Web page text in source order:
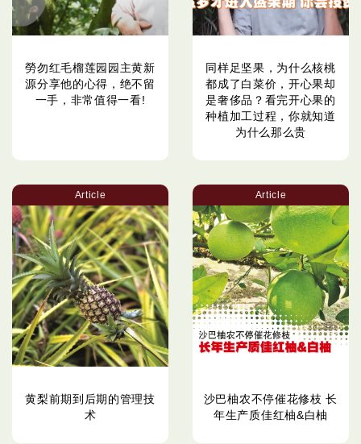
勞勿红毛榴莲园园主黄新
源分享他的心得，绝不留
一手，非常值得一看!
同样足坚果，为什么核桃
都成了白菜价，开心果却
是奢侈品？看完开心果的
种植加工过程，你就知道
为什么那么贵
Article
黄梨前期到后期的管理技
术
Article
沙巴柚农不停催花修枝 长
年生产质佳红柚&白柚